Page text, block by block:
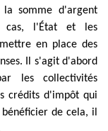
somme d'argent
cas, l'État et les
en place des
Il s'agit d'abord
les collectivités
crédits d'impôt qui
de cela, il